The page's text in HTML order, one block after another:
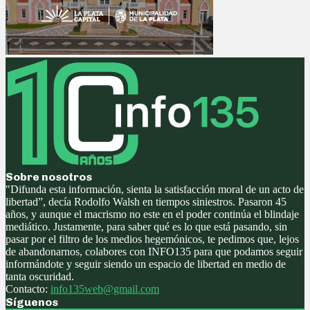
Sobre nosotros
"Difunda esta información, sienta la satisfacción moral de un acto de
libertad”, decía Rodolfo Walsh en tiempos siniestros. Pasaron 45
años, y aunque el macrismo no este en el poder continúa el blindaje
mediático. Justamente, para saber qué es lo que está pasando, sin
pasar por el filtro de los medios hegemónicos, te pedimos que, lejos
de abandonarnos, colabores con INFO135 para que podamos seguir
informándote y seguir siendo un espacio de libertad en medio de
tanta oscuridad.
Contacto: info135web@gmail.com
Síguenos